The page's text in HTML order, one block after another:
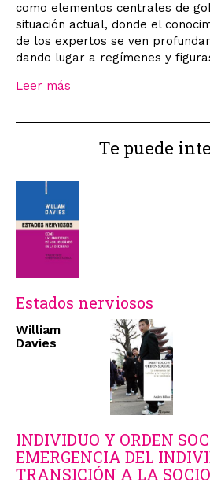
como elementos centrales de
situación actual, donde el
de los expertos se ven
dando lugar a regímenes y
Leer más
Te puede
Estados nerviosos
William
Davies
INDIVIDUO Y ORDEN
EMERGENCIA DEL
TRANSICIÓN A LA